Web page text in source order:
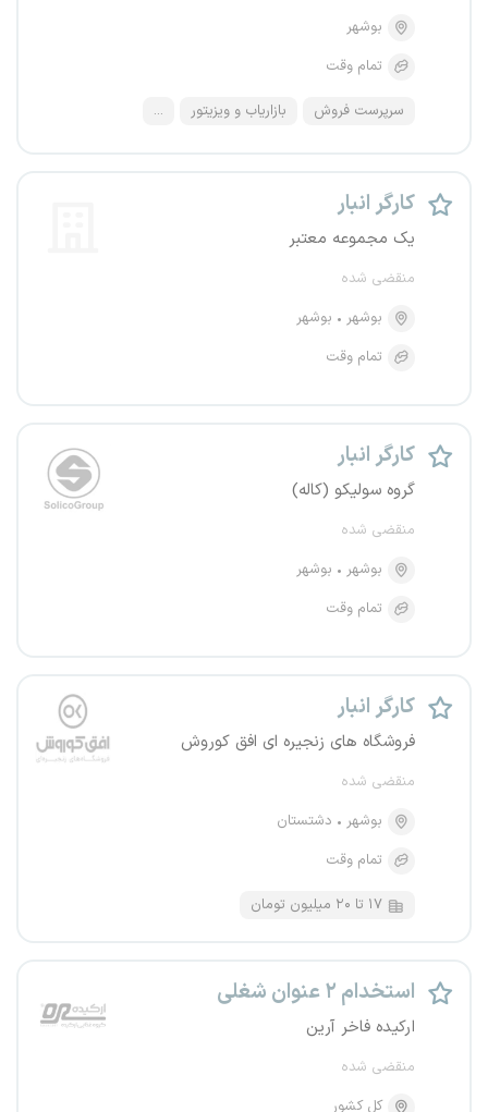
بوشهر
تمام وقت
سرپرست فروش بازاریاب و ویزیتور ...
کارگر انبار
یک مجموعه معتبر
منقضی شده
بوشهر
بوشهر
تمام وقت
کارگر انبار
گروه سولیکو (کاله)
منقضی شده
بوشهر
بوشهر
تمام وقت
کارگر انبار
فروشگاه های زنجیره ای افق کوروش
منقضی شده
بوشهر
دشتستان
تمام وقت
۱۷ تا ۲۰ میلیون تومان
استخدام ۲ عنوان شغلی
ارکیده فاخر آرین
منقضی شده
کل کشور